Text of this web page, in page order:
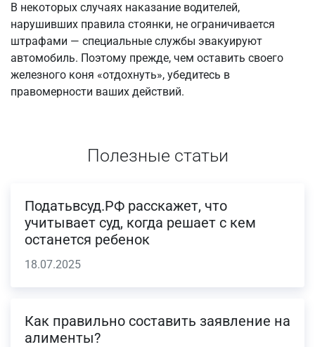
В некоторых случаях наказание водителей,
нарушивших правила стоянки, не ограничивается
штрафами — специальные службы эвакуируют
автомобиль. Поэтому прежде, чем оставить своего
железного коня «отдохнуть», убедитесь в
правомерности ваших действий.
Полезные статьи
Податьвсуд.РФ расскажет, что
учитывает суд, когда решает с кем
останется ребенок
18.07.2025
Как правильно составить заявление на
алименты?